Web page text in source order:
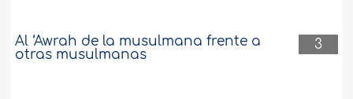
3
Al ‘Awrah de la musulmana frente a
otras musulmanas